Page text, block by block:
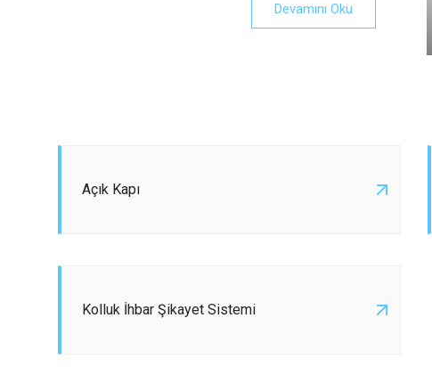
Devamını Oku
Açık Kapı
Kolluk İhbar Şikayet Sistemi